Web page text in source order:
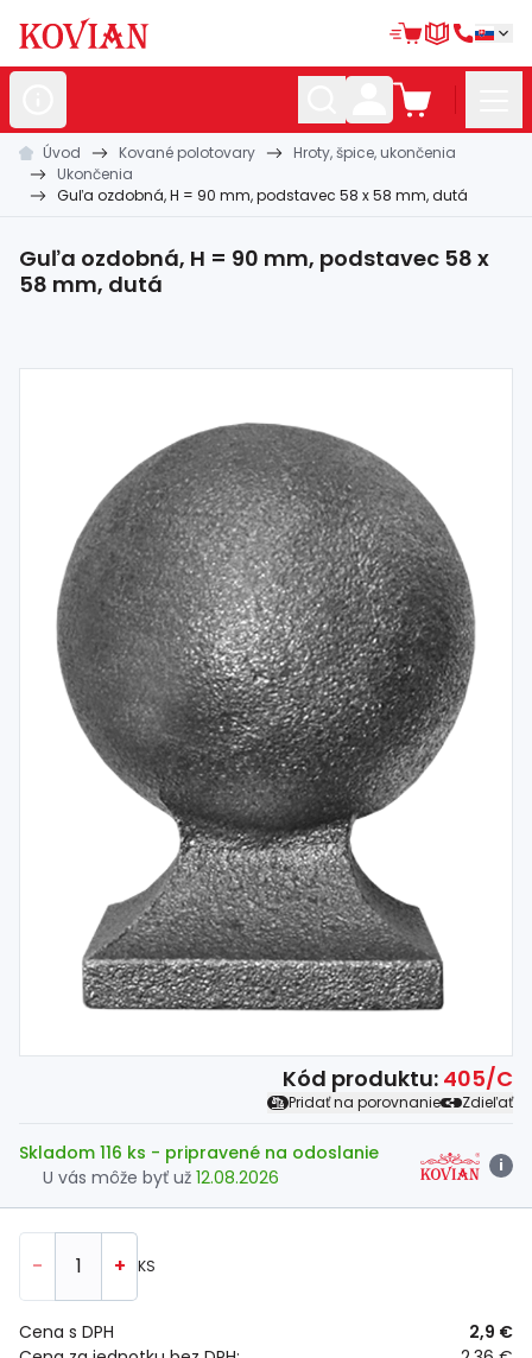
Nerezovépolotovary
Hliníkové polotovary
Kovanépolotovary
Zábradlia a
záhrada
materiál
Spojovacímateriál
Zľava
Úvod Kované polotovary
Hroty, špice, ukončenia
Ukončenia
Guľa ozdobná, H = 90 mm, podstavec 58 x 58 mm, dutá
Guľa ozdobná, H = 90 mm, podstavec 58 x
58 mm, dutá
Kód produktu: 405/C
Pridať na porovnanie Zdieľať
Skladom 116 ks - pripravené na odoslanie
U vás môže byť už 12.08.2026
i
- + KS
Cena s DPH 2,9 €